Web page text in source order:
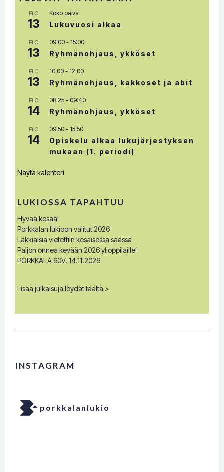
ELO
13
Koko päivä
Lukuvuosi alkaa
ELO
13
09:00 - 15:00
Ryhmänohjaus, ykköset
ELO
13
10:00 - 12:00
Ryhmänohjaus, kakkoset ja abit
ELO
14
08:25 - 09:40
Ryhmänohjaus, ykköset
ELO
14
09:50 - 15:50
Opiskelu alkaa lukujärjestyksen
mukaan (1. periodi)
Näytä kalenteri
LUKIOSSA TAPAHTUU
Hyvää kesää!
Porkkalan lukioon valitut 2026
Lakkiaisia vietettiin kesäisessä säässä
Paljon onnea kevään 2026 ylioppilaille!
PORKKALA 60V. 14.11.2026
Lisää julkaisuja löydät täältä >
INSTAGRAM
porkkalanlukio